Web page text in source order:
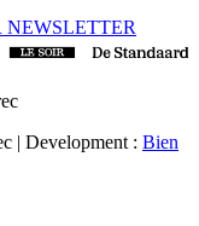
| Development : Bien